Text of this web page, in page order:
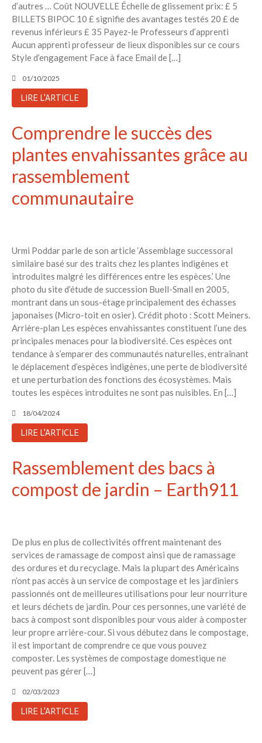
d’autres … Coût NOUVELLE Échelle de glissement prix: £ 5
BILLETS BIPOC 10 £ signifie des avantages testés 20 £ de
revenus inférieurs £ 35 Payez-le Professeurs d’apprenti
Aucun apprenti professeur de lieux disponibles sur ce cours
Style d’engagement Face à face Email de […]
01/10/2025
LIRE L'ARTICLE
Comprendre le succès des
plantes envahissantes grâce au
rassemblement
communautaire
Urmi Poddar parle de son article ‘Assemblage successoral
similaire basé sur des traits chez les plantes indigènes et
introduites malgré les différences entre les espèces.’ Une
photo du site d’étude de succession Buell-Small en 2005,
montrant dans un sous-étage principalement des échasses
japonaises (Micro-toit en osier). Crédit photo : Scott Meiners.
Arrière-plan Les espèces envahissantes constituent l’une des
principales menaces pour la biodiversité. Ces espèces ont
tendance à s’emparer des communautés naturelles, entraînant
le déplacement d’espèces indigènes, une perte de biodiversité
et une perturbation des fonctions des écosystèmes. Mais
toutes les espèces introduites ne sont pas nuisibles. En […]
18/04/2024
LIRE L'ARTICLE
Rassemblement des bacs à
compost de jardin – Earth911
De plus en plus de collectivités offrent maintenant des
services de ramassage de compost ainsi que de ramassage
des ordures et du recyclage. Mais la plupart des Américains
n’ont pas accès à un service de compostage et les jardiniers
passionnés ont de meilleures utilisations pour leur nourriture
et leurs déchets de jardin. Pour ces personnes, une variété de
bacs à compost sont disponibles pour vous aider à composter
leur propre arrière-cour. Si vous débutez dans le compostage,
il est important de comprendre ce que vous pouvez
composter. Les systèmes de compostage domestique ne
peuvent pas gérer […]
02/03/2023
LIRE L'ARTICLE